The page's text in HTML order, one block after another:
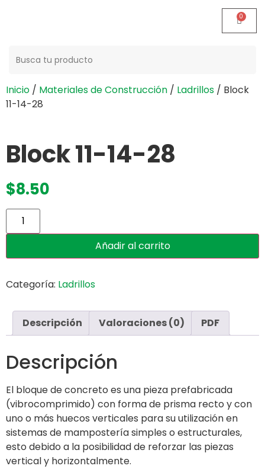
Inicio / Materiales de Construcción / Ladrillos / Block
11-14-28
Block 11-14-28
$8.50
Añadir al carrito
Categoría: Ladrillos
Descripción Valoraciones (0) PDF
Descripción
El bloque de concreto es una pieza prefabricada
(vibrocomprimido) con forma de prisma recto y con
uno o más huecos verticales para su utilización en
sistemas de mampostería simples o estructurales,
esto debido a la posibilidad de reforzar las piezas
vertical y horizontalmente.